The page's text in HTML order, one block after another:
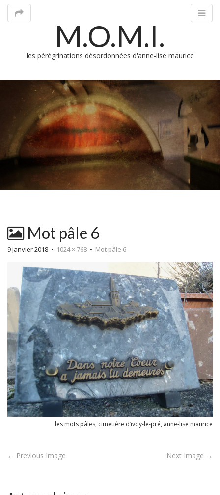
M.O.M.I.
les pérégrinations désordonnées d'anne-lise maurice
Mot pâle 6
9 janvier 2018 • 1024 × 768 • Mot pâle 6
les mots pâles, cimetière d’ivoy-le-pré, anne-lise maurice
P
← Previous Image Next Image →